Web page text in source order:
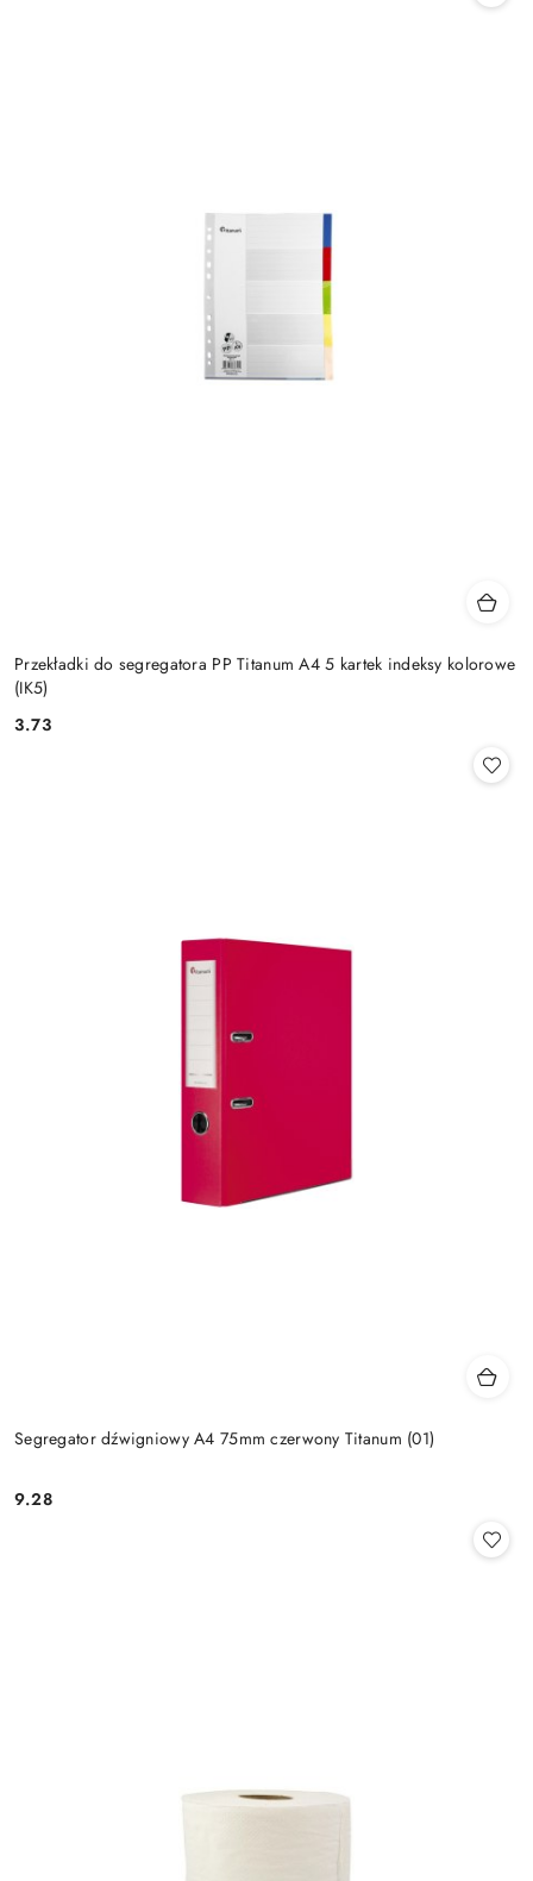
Przekładki do segregatora PP Titanum A4 5 kartek indeksy kolorowe
(IK5)
Cena:
3.73
Segregator dźwigniowy A4 75mm czerwony Titanum (01)
Cena:
9.28